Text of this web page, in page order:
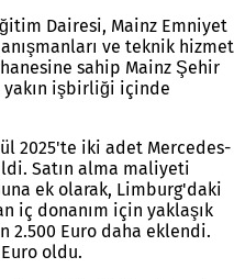
Dairesi, Mainz Emniyet
ve teknik hizmet
sahip Mainz Şehir
yakın işbirliği içinde
2025'te iki adet Mercedes-
Satın alma maliyeti
ek olarak, Limburg'daki
iç donanım için yaklaşık
2.500 Euro daha eklendi.
oldu.